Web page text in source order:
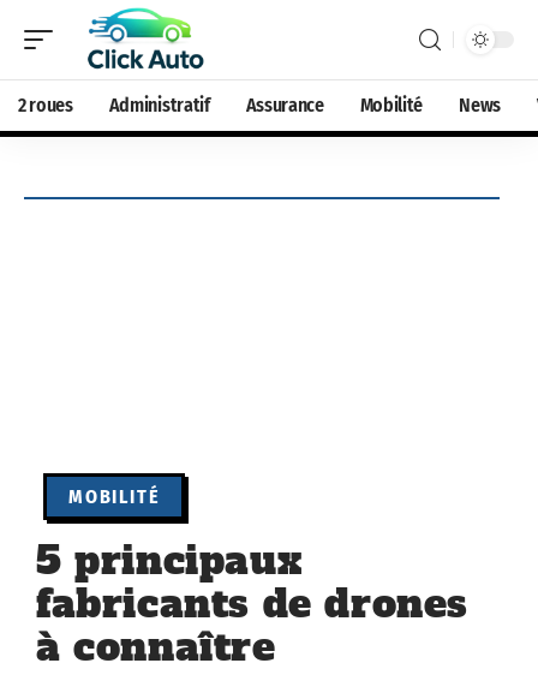
2 roues Administratif Assurance Mobilité News
MOBILITÉ
5 principaux
fabricants de drones
à connaître